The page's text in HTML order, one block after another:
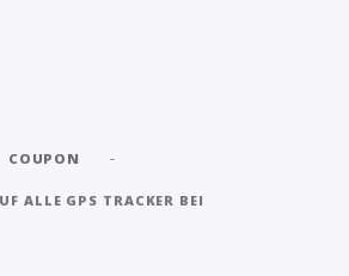
COUPON -
ALLE GPS TRACKER BEI